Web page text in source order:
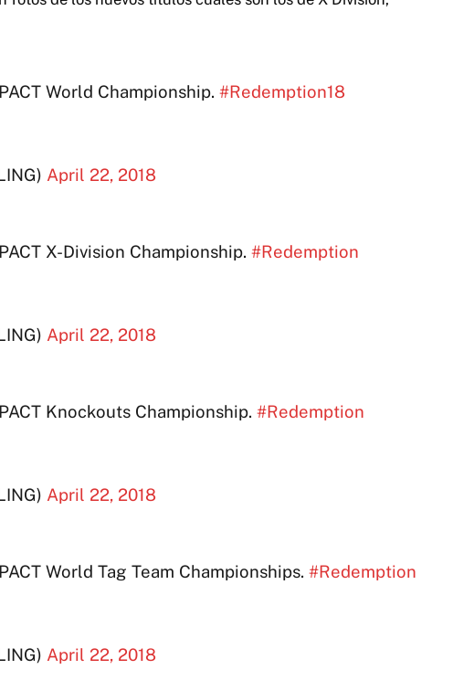
World Championship. #Redemption18
April 22, 2018
X-Division Championship. #Redemption
April 22, 2018
Knockouts Championship. #Redemption
April 22, 2018
World Tag Team Championships. #Redemption
April 22, 2018